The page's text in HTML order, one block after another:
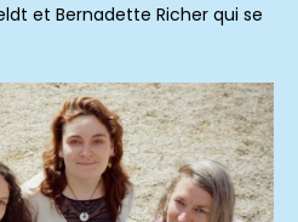
et Bernadette Richer qui se